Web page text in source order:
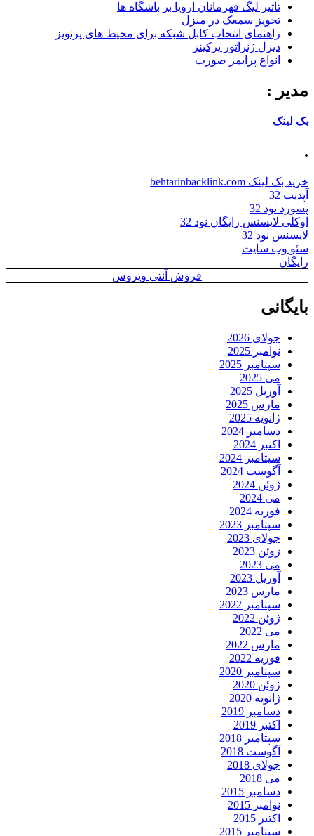
تاثیر لیگ قهرمانان اروپا بر باشگاه ها
تجویز سمعک در منزل
راهنمای انتخاب کابل شبکه برای محیط های پرنویز
دیزل ژنراتور پرکینز
انواع پرایمر صورت
مدیر :
بک لینک
.
خرید بک لینک behtarinbacklink.com
آپدیت 32
پسورد نود 32
اوکلی لایسنس رایگان نود 32
لایسنس نود 32
سئو وب سایت
رایگان
فروش آنتی ویروس
بایگانی
جولای 2026
نوامبر 2025
سپتامبر 2025
می 2025
آوریل 2025
مارس 2025
ژانویه 2025
دسامبر 2024
اکتبر 2024
سپتامبر 2024
آگوست 2024
ژوئن 2024
می 2024
فوریه 2024
سپتامبر 2023
جولای 2023
ژوئن 2023
می 2023
آوریل 2023
مارس 2023
سپتامبر 2022
ژوئن 2022
می 2022
مارس 2022
فوریه 2022
سپتامبر 2020
ژوئن 2020
ژانویه 2020
دسامبر 2019
اکتبر 2019
سپتامبر 2018
آگوست 2018
جولای 2018
می 2018
دسامبر 2015
نوامبر 2015
اکتبر 2015
سپتامبر 2015